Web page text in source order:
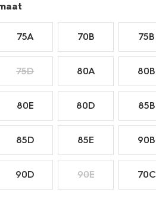
75A 70B 75B
75D 80A 80B
80E 80D 85B
85D 85E 90B
90D 90E 70C